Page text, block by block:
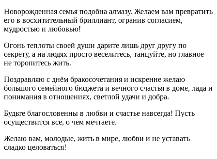
Новорожденная семья подобна алмазу. Желаем вам превратить
его в восхитительный бриллиант, огранив согласием,
мудростью и любовью!
Огонь теплоты своей души дарите лишь друг другу по
секрету, а на людях просто веселитесь, танцуйте, но главное
не торопитесь жить.
Поздравляю с днём бракосочетания и искренне желаю
большого семейного бюджета и вечного счастья в доме, лада и
понимания в отношениях, светлой удачи и добра.
Будьте благословенны в любви и счастье навсегда! Пусть
осуществится все, о чем мечтаете.
Желаю вам, молодые, жить в мире, любви и не уставать
сладко целоваться!